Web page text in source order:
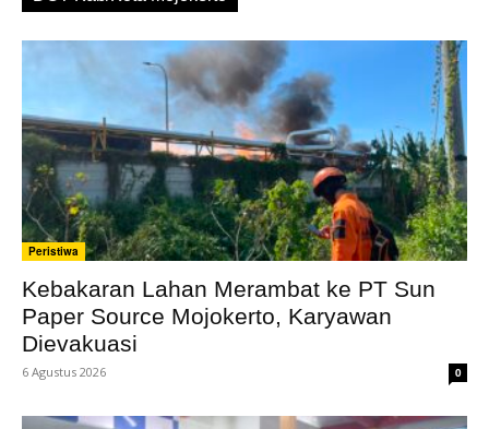
Peristiwa
Kebakaran Lahan Merambat ke PT Sun
Paper Source Mojokerto, Karyawan
Dievakuasi
6 Agustus 2026 0